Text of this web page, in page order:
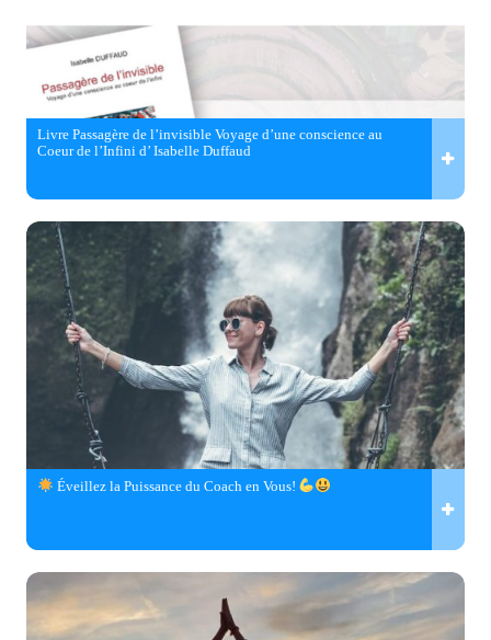
Livre Passagère de l’invisible Voyage d’une conscience au
Coeur de l’Infini d’ Isabelle Duffaud
Éveillez la Puissance du Coach en Vous!